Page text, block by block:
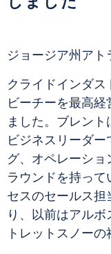
ジョージア州ア
クライドインダス
ビーチーを最高
ました。ブレン
ビジネスリーダ
グ、オペレーシ
ラウンドを持っ
セスのセールス
り、以前はアル
トレットスノーの